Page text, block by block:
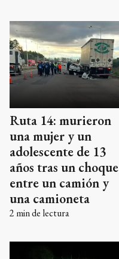
Ruta 14: murieron
una mujer y un
adolescente de 13
años tras un choque
entre un camión y
una camioneta
2 min de lectura